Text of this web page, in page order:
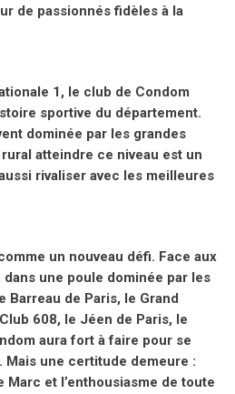
de passionnés fidèles à la
1, le club de Condom
sportive du département.
dominée par les grandes
atteindre ce niveau est un
rivaliser avec les meilleures
un nouveau défi. Face aux
une poule dominée par les
Barreau de Paris, le Grand
608, le Jéen de Paris, le
aura fort à faire pour se
Mais une certitude demeure :
Marc et l’enthousiasme de toute